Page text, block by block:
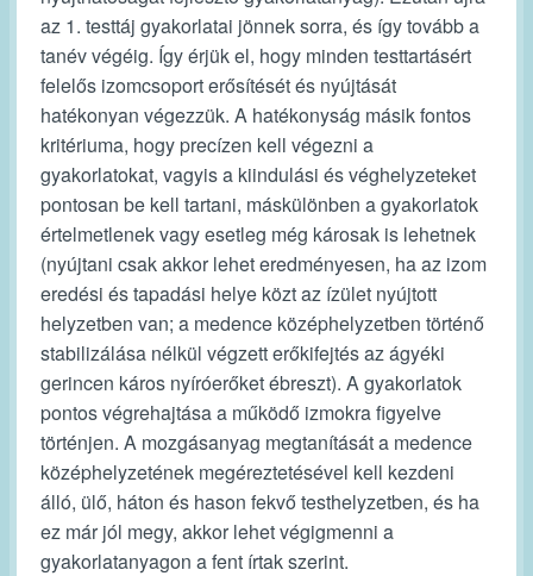
az 1. testtáj gyakorlatai jönnek sorra, és így tovább a
tanév végéig. Így érjük el, hogy minden testtartásért
felelős izomcsoport erősítését és nyújtását
hatékonyan végezzük. A hatékonyság másik fontos
kritériuma, hogy precízen kell végezni a
gyakorlatokat, vagyis a kiindulási és véghelyzeteket
pontosan be kell tartani, máskülönben a gyakorlatok
értelmetlenek vagy esetleg még károsak is lehetnek
(nyújtani csak akkor lehet eredményesen, ha az izom
eredési és tapadási helye közt az ízület nyújtott
helyzetben van; a medence középhelyzetben történő
stabilizálása nélkül végzett erőkifejtés az ágyéki
gerincen káros nyíróerőket ébreszt). A gyakorlatok
pontos végrehajtása a működő izmokra figyelve
történjen. A mozgásanyag megtanítását a medence
középhelyzetének megéreztetésével kell kezdeni
álló, ülő, háton és hason fekvő testhelyzetben, és ha
ez már jól megy, akkor lehet végigmenni a
gyakorlatanyagon a fent írtak szerint.